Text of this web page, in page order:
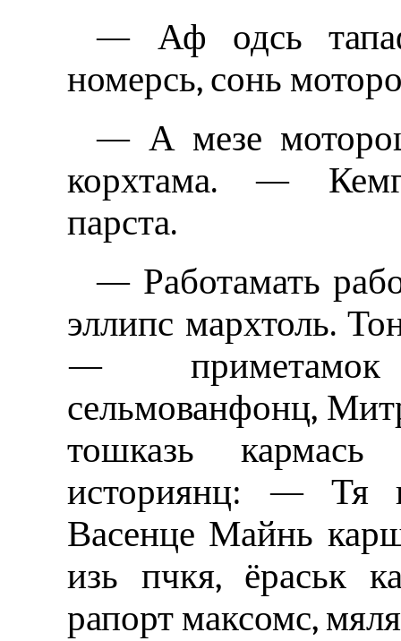
— Аф одсь
номерсь, сонь
— А мезе
корхтама. —
парста.
— Работамать
эллипс мархтоль.
—
сельмованфонц,
тошказь кармась
историянц: — Тя
Васенце Майнь
изь пчкя, ёраськ
рапорт максомс,